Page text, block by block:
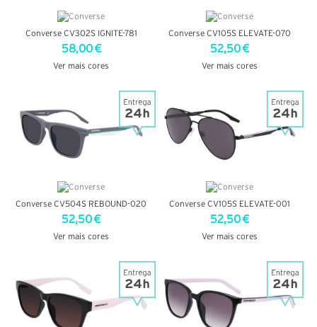
Converse CV302S IGNITE-781
58,00 €
Ver mais cores
Converse CV105S ELEVATE-070
52,50 €
Ver mais cores
Converse CV504S REBOUND-020
52,50 €
Ver mais cores
Converse CV105S ELEVATE-001
52,50 €
Ver mais cores